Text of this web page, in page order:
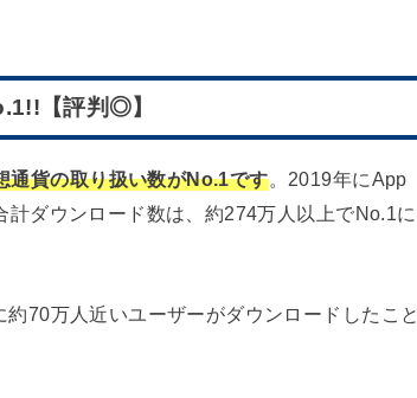
【評判◎】
通貨の取り扱い数がNo.1です。2019年にApp
ダウンロード数は、約274万人以上でNo.1に
70万人近いユーザーがダウンロードしたこと